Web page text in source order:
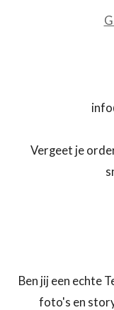
Vergeet je
Ben jij een echte
foto's en